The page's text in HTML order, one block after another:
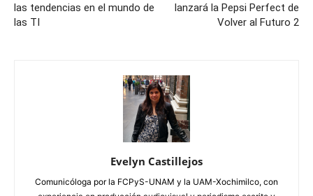
las tendencias en el mundo de
las TI
lanzará la Pepsi Perfect de
Volver al Futuro 2
Evelyn Castillejos
Comunicóloga por la FCPyS-UNAM y la UAM-Xochimilco, con